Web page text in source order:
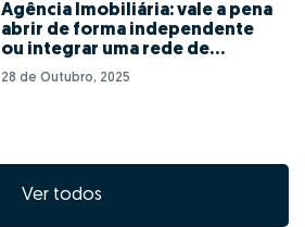
Agência Imobiliária: vale a pena
abrir de forma independente
ou integrar uma rede de
franchising?
28 de Outubro, 2025
Ver todos